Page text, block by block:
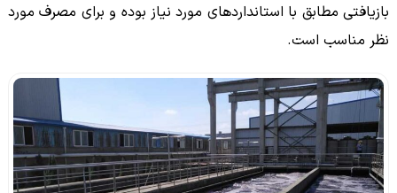
بازیافتی مطابق با استانداردهای مورد نیاز بوده و برای مصرف مورد
نظر مناسب است.